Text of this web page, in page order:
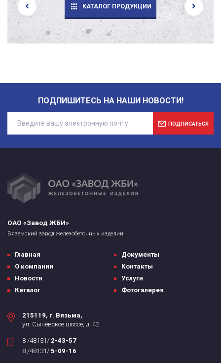
КАТАЛОГ ПРОДУКЦИИ
ПОДПИШИТЕСЬ НА НАШИ НОВОСТИ!
ПОДПИСАТЬСЯ
ОАО «Завод ЖБИ»
Вяземский завод железобетонных изделий
Главная
О компании
Новости
Каталог
Документы
Контакты
Услуги
Фотогалерея
215119, г. Вязьма,
ул. Сычёвское шоссе, д. 42
8 /48131/ 2-43-57
8 /48131/ 5-09-16